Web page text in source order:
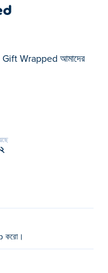
Gift Wrapped আমাদের
করো।